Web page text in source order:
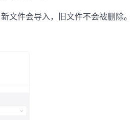
文件会导入，旧文件不会被删除。